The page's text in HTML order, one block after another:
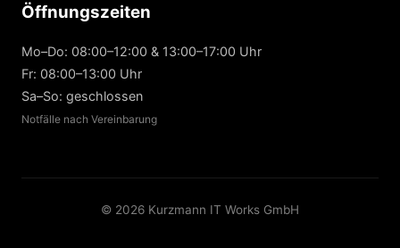
Öffnungszeiten
Mo–Do: 08:00–12:00 & 13:00–17:00 Uhr
Fr: 08:00–13:00 Uhr
Sa–So: geschlossen
Notfälle nach Vereinbarung
© 2026 Kurzmann IT Works GmbH